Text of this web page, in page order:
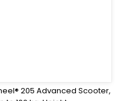
205 Advanced Scooter,